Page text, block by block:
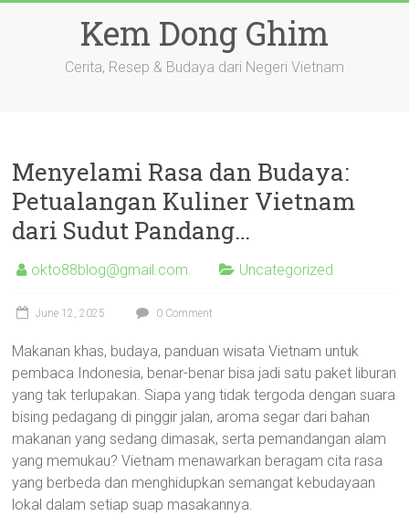
Kem Dong Ghim
Cerita, Resep & Budaya dari Negeri Vietnam
Menyelami Rasa dan Budaya:
Petualangan Kuliner Vietnam
dari Sudut Pandang…
okto88blog@gmail.com Uncategorized
June 12, 2025 0 Comment
Makanan khas, budaya, panduan wisata Vietnam untuk
pembaca Indonesia, benar-benar bisa jadi satu paket liburan
yang tak terlupakan. Siapa yang tidak tergoda dengan suara
bising pedagang di pinggir jalan, aroma segar dari bahan
makanan yang sedang dimasak, serta pemandangan alam
yang memukau? Vietnam menawarkan beragam cita rasa
yang berbeda dan menghidupkan semangat kebudayaan
lokal dalam setiap suap masakannya.